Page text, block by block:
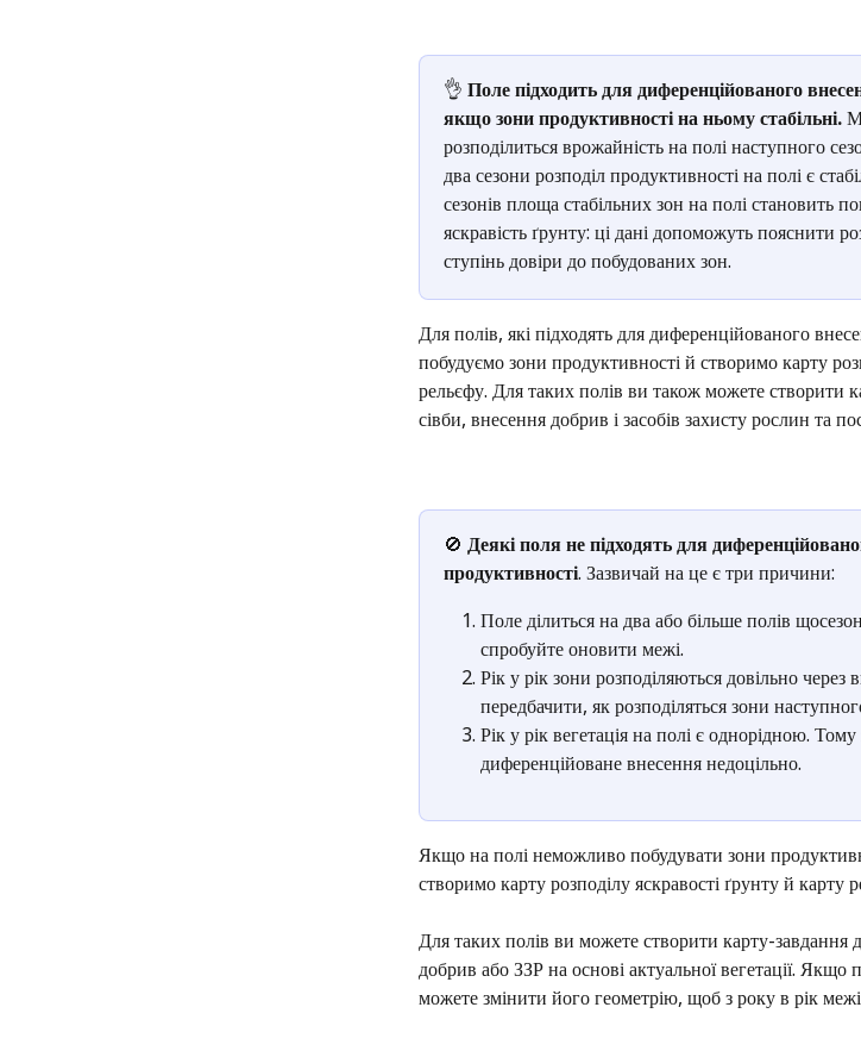
👌 Поле підходить для диференційованого
якщо зони продуктивності на ньому стабільні.
розподілиться врожайність на полі наступного
два сезони розподіл продуктивності на полі є
сезонів площа стабільних зон на полі становить
яскравість ґрунту: ці дані допоможуть пояснити
ступінь довіри до побудованих зон.
Для полів, які підходять для диференційованого
побудуємо зони продуктивності й створимо карту
рельєфу. Для таких полів ви також можете створити
сівби, внесення добрив і засобів захисту рослин та
🚫 Деякі поля не підходять для
продуктивності. Зазвичай на це є три причини:
Поле ділиться на два або більше полів
спробуйте оновити межі.
Рік у рік зони розподіляються довільно
передбачити, як розподіляться зони
Рік у рік вегетація на полі є однорідною.
диференційоване внесення недоцільно.
Якщо на полі неможливо побудувати зони
створимо карту розподілу яскравості ґрунту й карту
Для таких полів ви можете створити карту-завдання
добрив або ЗЗР на основі актуальної вегетації. Якщо
можете змінити його геометрію, щоб з року в рік